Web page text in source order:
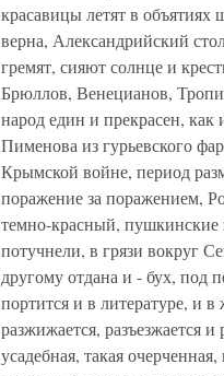
красавицы летят в
верна, Александрийский
гремят, сияют солнце и
Брюллов, Венецианов,
народ един и прекрасен,
Пименова из гурьевского
Крымской войне, период
поражение за поражением,
темно-красный, пушкинские
потучнели, в грязи вокруг
другому отдана и - бух, под
портится и в литературе, и
разжижается, разъезжается
усадебная, такая